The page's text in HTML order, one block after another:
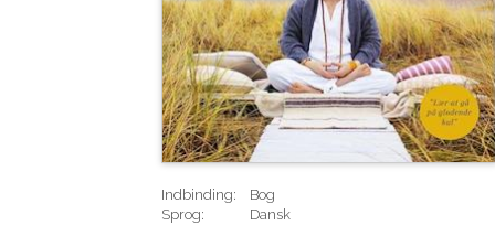
Indbinding:
Bog
Sprog:
Dansk